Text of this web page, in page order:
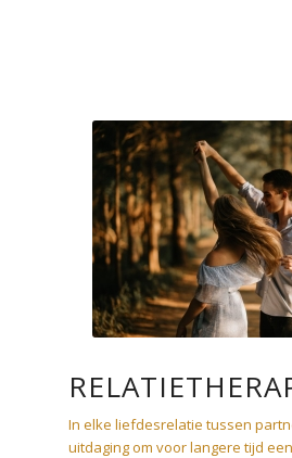
In elke liefdesrelatie tussen
uitdaging om voor langere tijd